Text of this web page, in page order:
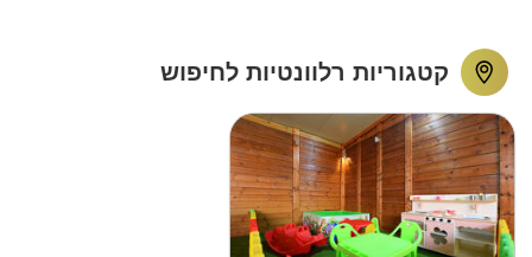
קטגוריות רלוונטיות לחיפוש